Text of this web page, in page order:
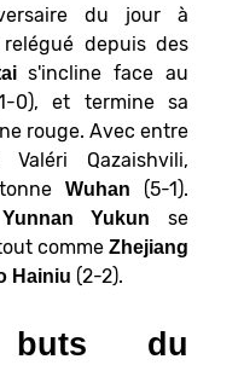
du jour à
depuis des
s'incline face au
0), et termine sa
rouge. Avec entre
Qazaishvili,
Wuhan
(5-1).
Yunnan Yukun
se
comme Zhejiang
Hainiu (2-2).
du